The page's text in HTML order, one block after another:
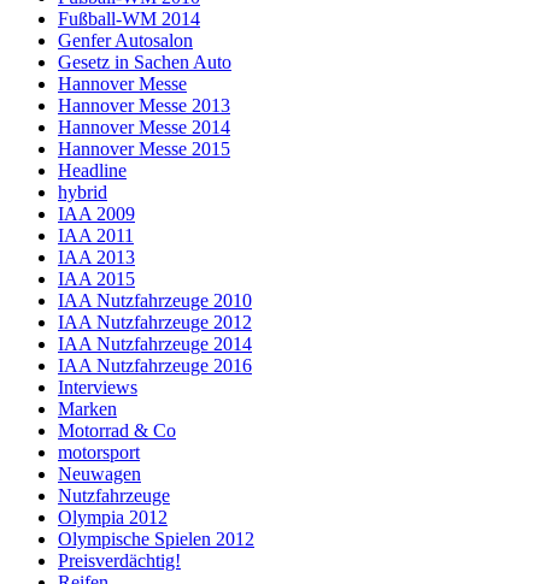
Fußball-WM 2014
Genfer Autosalon
Gesetz in Sachen Auto
Hannover Messe
Hannover Messe 2013
Hannover Messe 2014
Hannover Messe 2015
Headline
hybrid
IAA 2009
IAA 2011
IAA 2013
IAA 2015
IAA Nutzfahrzeuge 2010
IAA Nutzfahrzeuge 2012
IAA Nutzfahrzeuge 2014
IAA Nutzfahrzeuge 2016
Interviews
Marken
Motorrad & Co
motorsport
Neuwagen
Nutzfahrzeuge
Olympia 2012
Olympische Spielen 2012
Preisverdächtig!